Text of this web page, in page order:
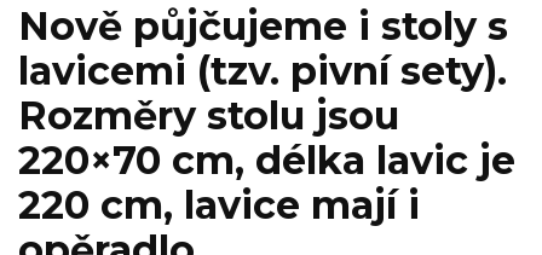
Nově půjčujeme i stoly s
lavicemi (tzv. pivní sety).
Rozměry stolu jsou
220×70 cm, délka lavic je
220 cm, lavice mají i